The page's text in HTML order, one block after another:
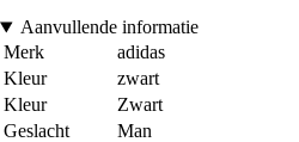
Aanvullende informatie
Merk
adidas
Kleur
zwart
Kleur
Zwart
Geslacht
Man